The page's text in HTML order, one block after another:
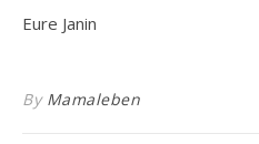
Eure Janin
By Mamaleben